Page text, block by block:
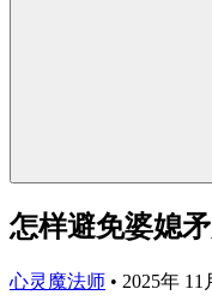
怎样避免婆媳
心灵魔法师 • 2025年 11